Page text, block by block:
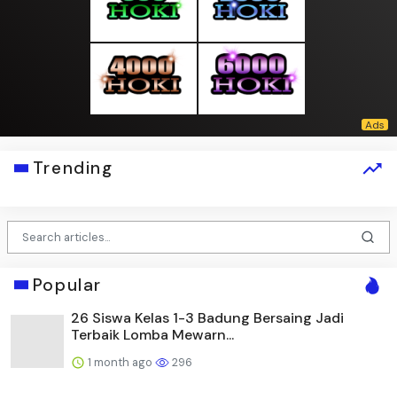
Trending
Popular
26 Siswa Kelas 1-3 Badung Bersaing Jadi
Terbaik Lomba Mewarn...
1 month ago 296